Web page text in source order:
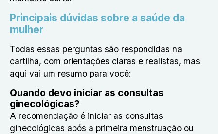
Principais dúvidas sobre a saúde da
mulher
Todas essas perguntas são respondidas na
cartilha, com orientações claras e realistas, mas
aqui vai um resumo para você:
Quando devo iniciar as consultas
ginecológicas?
A recomendação é iniciar as consultas
ginecológicas após a primeira menstruação ou